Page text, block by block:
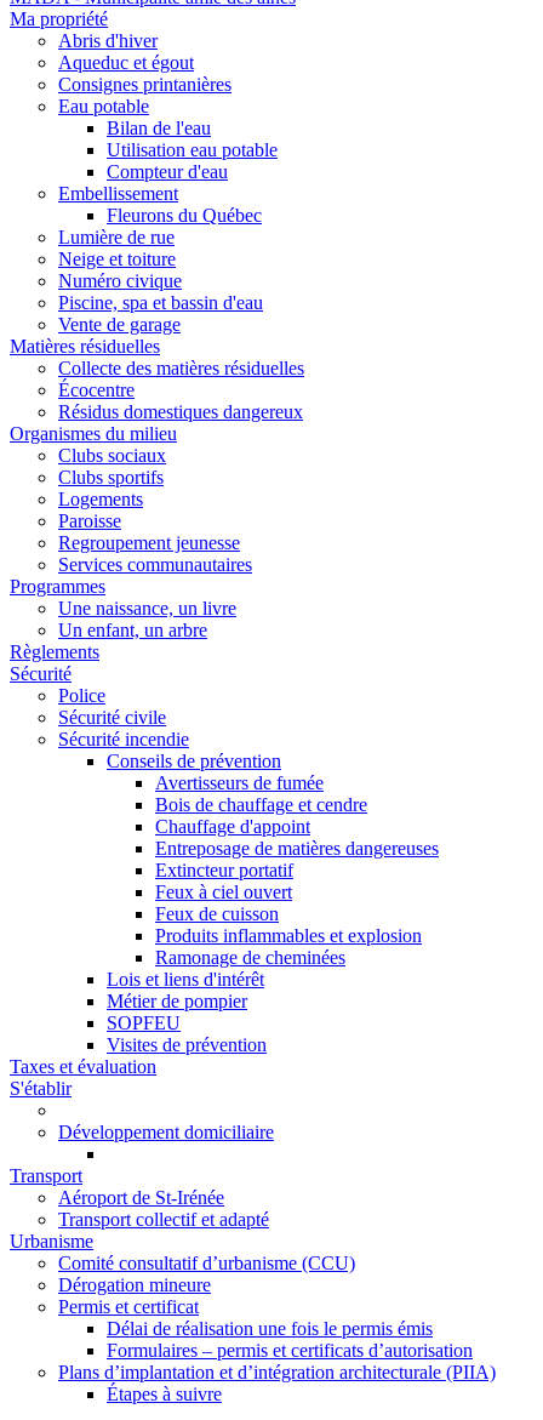
Ma propriété
Abris d'hiver
Aqueduc et égout
Consignes printanières
Eau potable
Bilan de l'eau
Utilisation eau potable
Compteur d'eau
Embellissement
Fleurons du Québec
Lumière de rue
Neige et toiture
Numéro civique
Piscine, spa et bassin d'eau
Vente de garage
Matières résiduelles
Collecte des matières résiduelles
Écocentre
Résidus domestiques dangereux
Organismes du milieu
Clubs sociaux
Clubs sportifs
Logements
Paroisse
Regroupement jeunesse
Services communautaires
Programmes
Une naissance, un livre
Un enfant, un arbre
Règlements
Sécurité
Police
Sécurité civile
Sécurité incendie
Conseils de prévention
Avertisseurs de fumée
Bois de chauffage et cendre
Chauffage d'appoint
Entreposage de matières dangereuses
Extincteur portatif
Feux à ciel ouvert
Feux de cuisson
Produits inflammables et explosion
Ramonage de cheminées
Lois et liens d'intérêt
Métier de pompier
SOPFEU
Visites de prévention
Taxes et évaluation
S'établir
Développement domiciliaire
Transport
Aéroport de St-Irénée
Transport collectif et adapté
Urbanisme
Comité consultatif d’urbanisme (CCU)
Dérogation mineure
Permis et certificat
Délai de réalisation une fois le permis émis
Formulaires – permis et certificats d’autorisation
Plans d’implantation et d’intégration architecturale (PIIA)
Étapes à suivre